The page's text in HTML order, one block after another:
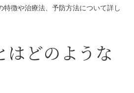
特徴や治療法、予防方法について詳し
はどのような